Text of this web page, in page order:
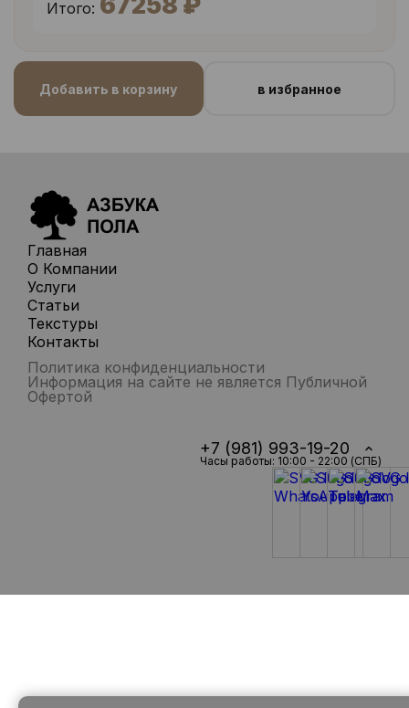
Итого:
Добавить в корзину в избранное
Главная
О Компании
Услуги
Статьи
Текстуры
Контакты
Политика конфиденциальности
Информация на сайте не является Публичной
Офертой
+7 (981) 993-19-20
Часы работы: 10:00 - 22:00 (СПБ)